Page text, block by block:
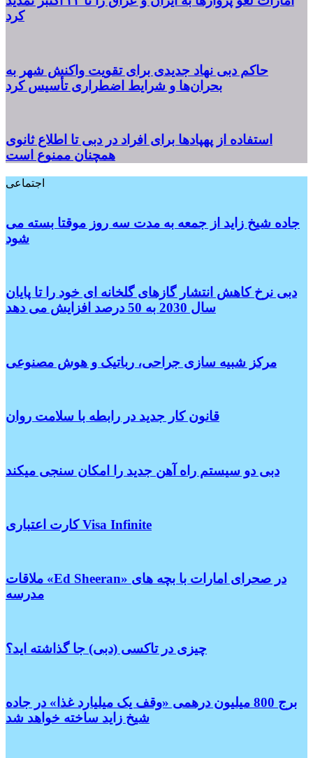
کرد
حاکم دبی نهاد جدیدی برای تقویت واکنش شهر به
بحران‌ها و شرایط اضطراری تأسیس کرد
استفاده از پهپادها برای افراد در دبی تا اطلاع ثانوی
همچنان ممنوع است
اجتماعی
جاده شیخ زاید از جمعه به مدت سه روز موقتا بسته می
شود
دبی نرخ کاهش انتشار گازهای گلخانه ای خود را تا پایان
سال 2030 به 50 درصد افزایش می دهد
مرکز شبیه سازی جراحی، رباتیک و هوش مصنوعی
قانون کار جدید در رابطه با سلامت روان
دبی دو سیستم راه آهن جدید را امکان سنجی میکند
کارت اعتباری Visa Infinite
ملاقات «Ed Sheeran» در صحرای امارات با بچه های
مدرسه
چیزی در تاکسی (دبی) جا گذاشته اید؟
برج 800 میلیون درهمی «وقف یک میلیارد غذا» در جاده
شیخ زاید ساخته خواهد شد